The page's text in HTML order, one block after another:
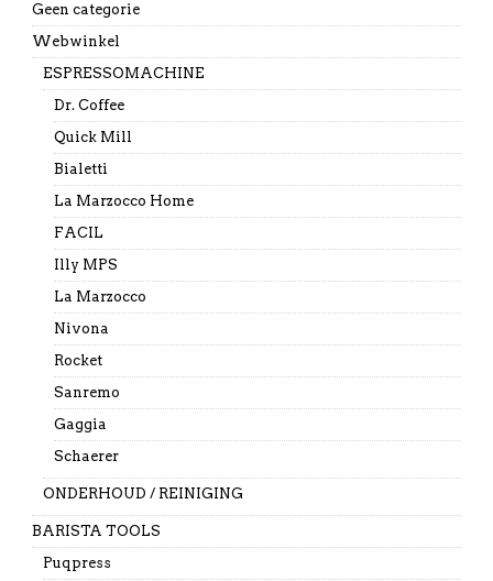
Geen categorie
Webwinkel
ESPRESSOMACHINE
Dr. Coffee
Quick Mill
Bialetti
La Marzocco Home
FACIL
Illy MPS
La Marzocco
Nivona
Rocket
Sanremo
Gaggia
Schaerer
ONDERHOUD / REINIGING
BARISTA TOOLS
Puqpress